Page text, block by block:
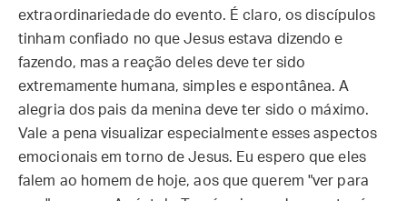
extraordinariedade do evento. É claro, os discípulos
tinham confiado no que Jesus estava dizendo e
fazendo, mas a reação deles deve ter sido
extremamente humana, simples e espontânea. A
alegria dos pais da menina deve ter sido o máximo.
Vale a pena visualizar especialmente esses aspectos
emocionais em torno de Jesus. Eu espero que eles
falem ao homem de hoje, aos que querem "ver para